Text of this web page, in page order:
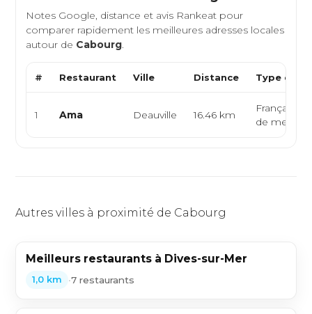
Notes Google, distance et avis Rankeat pour
comparer rapidement les meilleures adresses locales
autour de Cabourg.
# Restaurant Ville Distance Type de
1 Ama Deauville 16.46 km
Française,
de mer
Autres villes à proximité de Cabourg
Meilleurs restaurants à Dives-sur-Mer
1,0 km •7 restaurants